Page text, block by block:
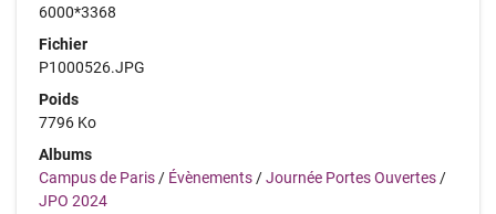
6000*3368
Fichier
P1000526.JPG
Poids
7796 Ko
Albums
Campus de Paris / Évènements /Journée Portes Ouvertes /
JPO 2024